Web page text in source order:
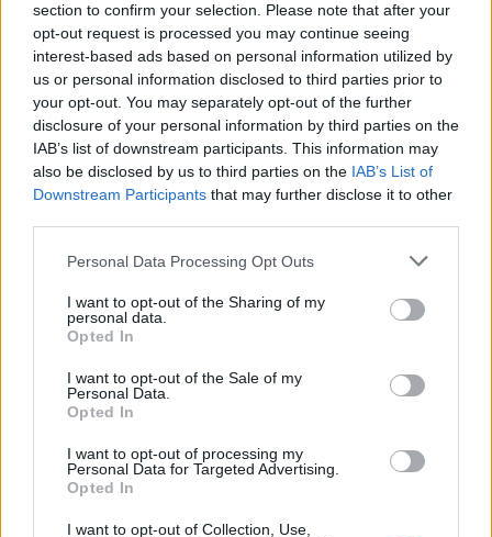
section to confirm your selection. Please note that after your
opt-out request is processed you may continue seeing
interest-based ads based on personal information utilized by
us or personal information disclosed to third parties prior to
your opt-out. You may separately opt-out of the further
disclosure of your personal information by third parties on the
IAB’s list of downstream participants. This information may
also be disclosed by us to third parties on the IAB’s List of
Downstream Participants that may further disclose it to other
Personal Data Processing Opt Outs
I want to opt-out of the Sharing of my
personal data.
Opted In
I want to opt-out of the Sale of my
Personal Data.
Opted In
I want to opt-out of processing my
Personal Data for Targeted Advertising.
Opted In
I want to opt-out of Collection, Use,
Aukció helye:http://www.darabanth.com
Tételszám: 30811
Eladó adatai
Eladó:Darabanth Kft
Cím: Csonka Krisztián
Budapest
1061
Weboldal:http://darabanth.com
Bemutatkozás: A tételek a leütési ár + 25% jutalék megfizetése
után kerülnek a vevő tulajdonába. Ha a tételt nem személyesen
veszik át, a vevő a postaköltség, biztosítási díj megfizetésére is
köteles.